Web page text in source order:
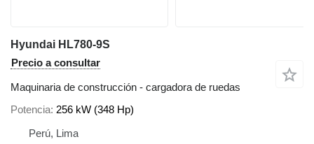
Hyundai HL780-9S
Precio a consultar
Maquinaria de construcción - cargadora de ruedas
Potencia 256 kW (348 Hp)
Perú, Lima